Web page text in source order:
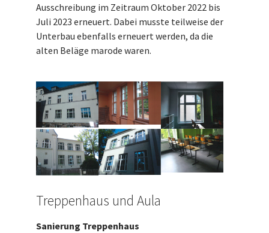
Ausschreibung im Zeitraum Oktober 2022 bis
Juli 2023 erneuert. Dabei musste teilweise der
Unterbau ebenfalls erneuert werden, da die
alten Beläge marode waren.
Treppenhaus und Aula
Sanierung Treppenhaus